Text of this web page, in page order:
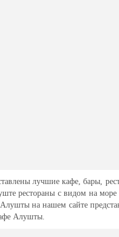
лучшие кафе, бары,
рестораны с видом на
на нашем сайте
Алушты.